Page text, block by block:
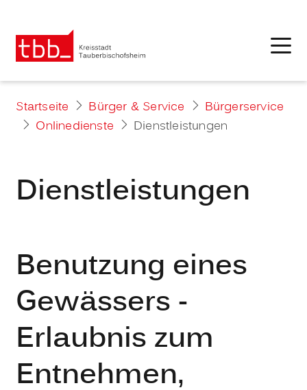
Startseite Bürger & Service
Bürgerservice
Onlinedienste
Dienstleistungen
Dienstleistungen
Benutzung eines
Gewässers -
Erlaubnis zum
Entnehmen,